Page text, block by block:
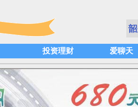
投资理财 爱聊天